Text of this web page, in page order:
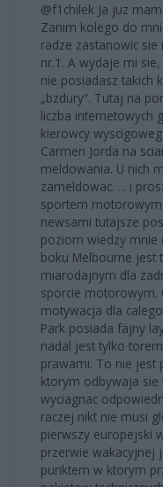
@f1chilek Ja juz
Zanim kolego do
radze zastanowic
nr.1. A wydaje mi
nie posiadasz takich
„bzdury“. Tutaj na
liczba internetowych
kierowcy
Carmen Jorda na
meldowania. U nich
zameldowac. ... i
sportem
newsami tutajsze
poziom wiedzy mnie
boku Melbourne jest
miarodajnym dla
sporcie motorowym.
motywacja dla
Park posiada fajny
nadal jest tylko
prawami. To nie jest
ktorym odbywaja
wyciagnac
raczej nikt nie musi
pierwszy europejski
przerwie wakacyjnej
punktem w ktorym